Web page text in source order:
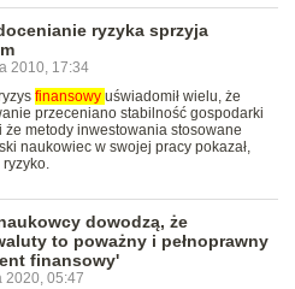
ryzyka sprzyja
2010, 17:34
finansowy uświadomił wielu, że
przeceniano stabilność gospodarki
że metody inwestowania stosowane
naukowiec w swojej pracy pokazał,
dowodzą, że
to poważny i pełnoprawny
finansowy'
2020, 05:47